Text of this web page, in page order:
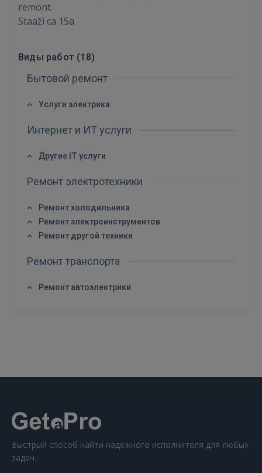
Войти
remont.
Staaži ca 15a
Виды работ (18)
Бытовой ремонт
Услуги электрика
Интернет и ИТ услуги
Другие IT услуги
Ремонт электротехники
Ремонт холодильника
Ремонт электроинструментов
Ремонт другой техники
Ремонт транспорта
Ремонт автоэлектрики
Быстрый способ найти надежного исполнителя для любых
задач.